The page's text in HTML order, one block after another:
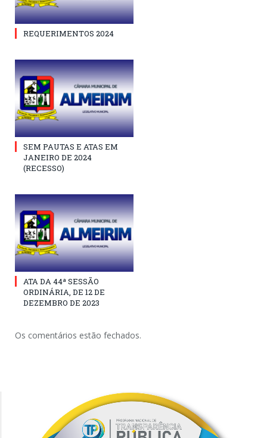
REQUERIMENTOS 2024
SEM PAUTAS E ATAS EM
JANEIRO DE 2024
(RECESSO)
ATA DA 44ª SESSÃO
ORDINÁRIA, DE 12 DE
DEZEMBRO DE 2023
Os comentários estão fechados.